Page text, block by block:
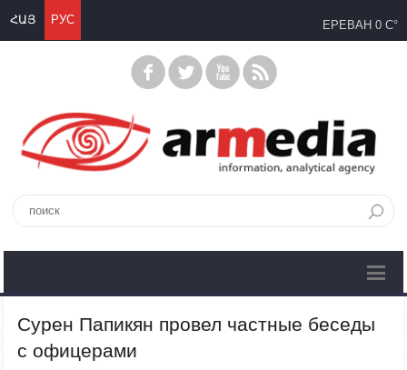
ՀԱՅ РУС ЕРЕВАН 0 C°
Сурен Папикян провел частные беседы
с офицерами